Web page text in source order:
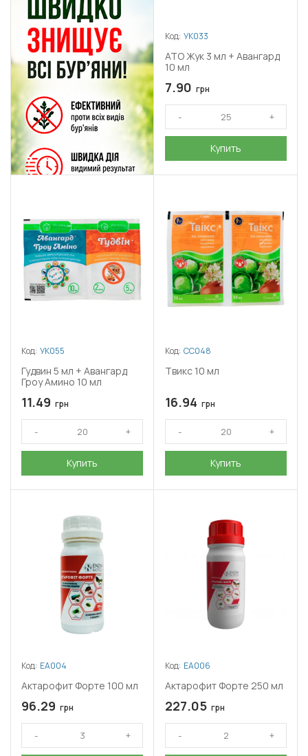
Код: УК033
АТО Жук 3 мл + Авангард
10 мл
7.90 грн
Купить
Код: УК055
Гудвин 5 мл + Авангард
Гроу Амино 10 мл
11.49 грн
Купить
Код: СС048
Твикс 10 мл
16.94 грн
Купить
Код: ЕА004
Актарофит Форте 100 мл
96.29 грн
Код: ЕА006
Актарофит Форте 250 мл
227.05 грн